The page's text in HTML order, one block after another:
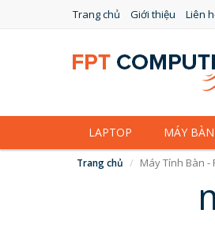
Trang chủ Giới thiệu Liên
LAPTOP MÁY
Trang chủ Máy Tính Bàn -